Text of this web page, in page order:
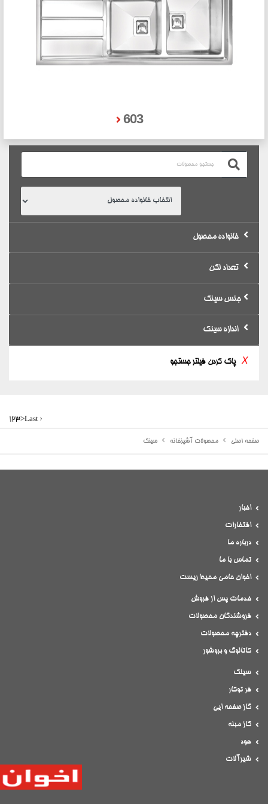
603
خانواده محصول
تعداد لگن
جنس سینک
اندازه سینک
X پاک کردن فیلتر جستجو
123>Last ›
صفحه اصلی محصولات آشپزخانه سینک
اخبار
افتخارات
درباره ما
تماس با ما
اخوان حامی محیط ریست
خدمات پس از فروش
فروشندگان محصولات
دفترچه محصولات
کاتالوگ و بروشور
سینک
فر توکار
گاز صفحه ایی
گاز مبله
هود
شیرآلات